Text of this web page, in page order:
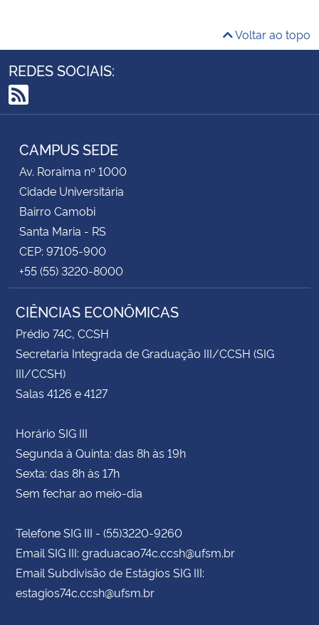
Voltar ao topo
REDES SOCIAIS:
RSS
CAMPUS SEDE
Av. Roraima nº 1000
Cidade Universitária
Bairro Camobi
Santa Maria - RS
CEP: 97105-900
+55 (55) 3220-8000
CIÊNCIAS ECONÔMICAS
Prédio 74C, CCSH
Secretaria Integrada de Graduação III/CCSH (SIG
III/CCSH)
Salas 4126 e 4127
Horário SIG III
Segunda à Quinta: das 8h às 19h
Sexta: das 8h às 17h
Sem fechar ao meio-dia
Telefone SIG III - (55)3220-9260
Email SIG III: graduacao74c.ccsh@ufsm.br
Email Subdivisão de Estágios SIG III:
estagios74c.ccsh@ufsm.br